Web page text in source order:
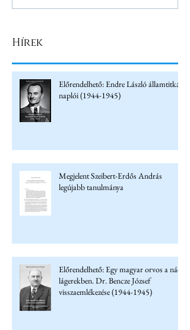
Hírek
Előrendelhető: Endre László államtitkár
naplói (1944-1945)
Megjelent Szeibert-Erdős András
legújabb tanulmánya
Előrendelhető: Egy magyar orvos a náci
lágerekben. Dr. Bencze József
visszaemlékezése (1944-1945)